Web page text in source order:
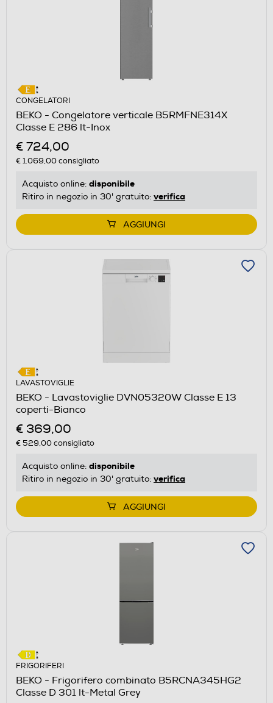
CONGELATORI
BEKO - Congelatore verticale B5RMFNE314X
Classe E 286 lt-Inox
€ 724,00
€ 1.069,00consigliato
Acquisto online: disponibile
Ritiro in negozio in 30' gratuito: verifica
AGGIUNGI
LAVASTOVIGLIE
BEKO - Lavastoviglie DVN05320W Classe E 13
coperti-Bianco
€ 369,00
€ 529,00consigliato
Acquisto online: disponibile
Ritiro in negozio in 30' gratuito: verifica
AGGIUNGI
FRIGORIFERI
BEKO - Frigorifero combinato B5RCNA345HG2
Classe D 301 lt-Metal Grey